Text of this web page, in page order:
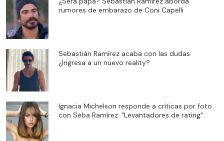
rumores de embarazo de Coni Capelli
Sebastián Ramírez acaba con las dudas:
¿Ingresa a un nuevo reality?
Ignacia Michelson responde a críticas por foto
con Seba Ramírez: "Levantadores de rating"